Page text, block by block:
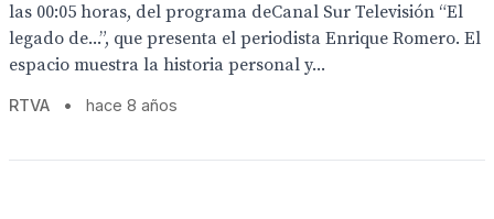
las 00:05 horas, del programa deCanal Sur Televisión “El
legado de...”, que presenta el periodista Enrique Romero. El
espacio muestra la historia personal y...
RTVA • hace 8 años